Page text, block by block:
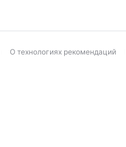
О технологиях рекомендаций